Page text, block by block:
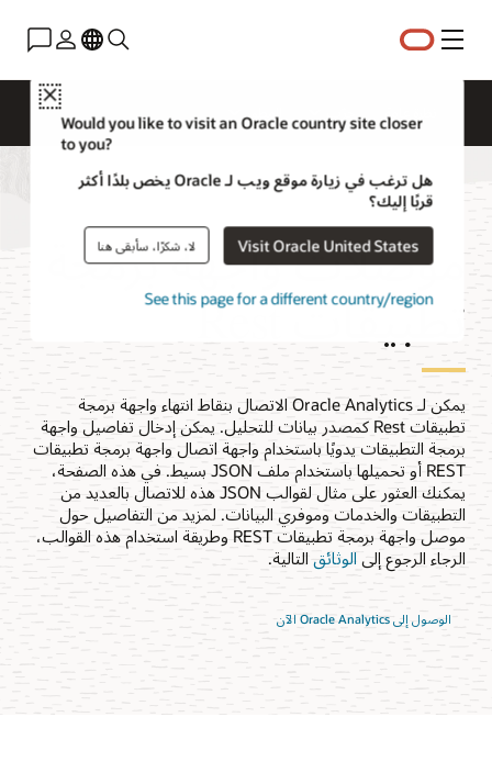
القائمة
Close
Would you like to visit an Oracle country site closer
to you?
هل ترغب في زيارة موقع ويب لـ Oracle يخص بلدًا أكثر
قربًا إليك؟
Visit Oracle United States لا، شكرًا، سأبقى هنا
See this page for a different country/region
موصلات واجهة برمجة
تطبيقات Rest
يمكن لـ Oracle Analytics الاتصال بنقاط انتهاء واجهة برمجة
تطبيقات Rest كمصدر بيانات للتحليل. يمكن إدخال تفاصيل واجهة
برمجة التطبيقات يدويًا باستخدام واجهة اتصال واجهة برمجة تطبيقات
REST أو تحميلها باستخدام ملف JSON بسيط. في هذه الصفحة،
يمكنك العثور على مثال لقوالب JSON هذه للاتصال بالعديد من
التطبيقات والخدمات وموفري البيانات. لمزيد من التفاصيل حول
موصل واجهة برمجة تطبيقات REST وطريقة استخدام هذه القوالب،
الرجاء الرجوع إلى الوثائق التالية.
الوصول إلى Oracle Analytics الآن